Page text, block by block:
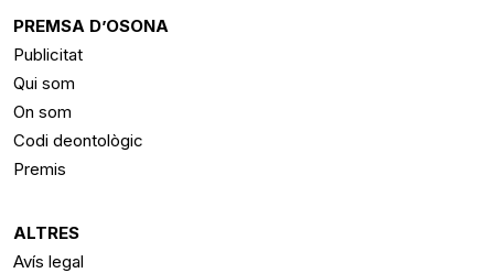
PREMSA D’OSONA
Publicitat
Qui som
On som
Codi deontològic
Premis
ALTRES
Avís legal